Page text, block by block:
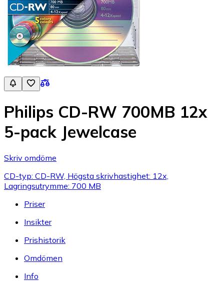
Philips CD-RW 700MB 12x
5-pack Jewelcase
Skriv omdöme
CD-typ: CD-RW, Högsta skrivhastighet: 12x,
Lagringsutrymme: 700 MB
Priser
Insikter
Prishistorik
Omdömen
Info